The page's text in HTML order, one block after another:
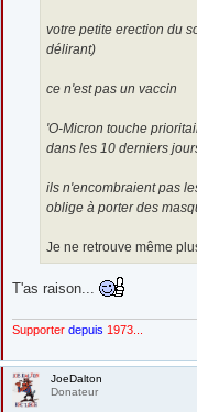
votre petite erection du
délirant)
ce n'est pas un vaccin
'O-Micron touche
dans les 10 derniers
ils n'encombraient pas
oblige à porter des
Je ne retrouve même
T'as raison...
Supporter depuis 1973...
JoeDalton
Donateur